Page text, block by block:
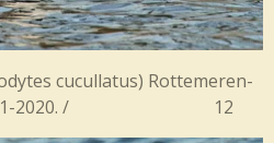
cucullatus) Rottemeren-
11-1-2020. / 12